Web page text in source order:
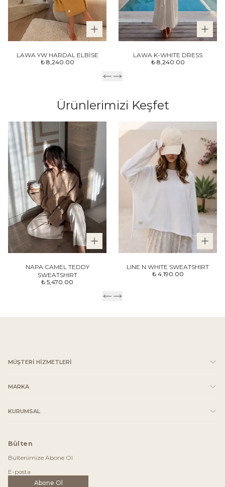
LAWA YW HARDAL ELBİSE
₺ 8,240.00
LAWA K-WHITE DRESS
₺ 8,240.00
Ürünlerimizi Keşfet
NAPA CAMEL TEDDY
SWEATSHIRT
₺ 5,470.00
LINE N.WHITE SWEATSHIRT
₺ 4,190.00
MÜŞTERİ HİZMETLERİ
MARKA
KURUMSAL
Bülten
Bültenimize Abone Ol
Abone Ol